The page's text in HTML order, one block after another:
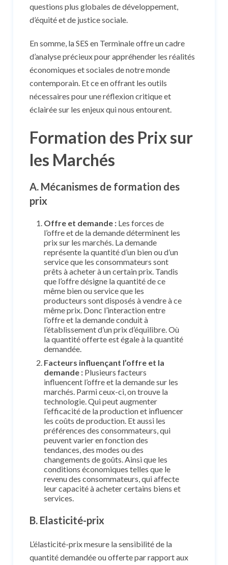
questions plus globales de développement,
d’équité et de justice sociale.
En somme, la SES en Terminale offre un cadre
d’analyse précieux pour appréhender les réalités
économiques et sociales de notre monde
contemporain. Et ce en offrant les outils
nécessaires pour une réflexion critique et
éclairée sur les enjeux qui nous entourent.
Formation des Prix sur
les Marchés
A. Mécanismes de formation des
prix
Offre et demande : Les forces de
l’offre et de la demande déterminent les
prix sur les marchés. La demande
représente la quantité d’un bien ou d’un
service que les consommateurs sont
prêts à acheter à un certain prix. Tandis
que l’offre désigne la quantité de ce
même bien ou service que les
producteurs sont disposés à vendre à ce
même prix. Donc l’interaction entre
l’offre et la demande conduit à
l’établissement d’un prix d’équilibre. Où
la quantité offerte est égale à la quantité
demandée.
Facteurs influençant l’offre et la
demande : Plusieurs facteurs
influencent l’offre et la demande sur les
marchés. Parmi ceux-ci, on trouve la
technologie. Qui peut augmenter
l’efficacité de la production et influencer
les coûts de production. Et aussi les
préférences des consommateurs, qui
peuvent varier en fonction des
tendances, des modes ou des
changements de goûts. Ainsi que les
conditions économiques telles que le
revenu des consommateurs, qui affecte
leur capacité à acheter certains biens et
services.
B. Elasticité-prix
L’élasticité-prix mesure la sensibilité de la
quantité demandée ou offerte par rapport aux